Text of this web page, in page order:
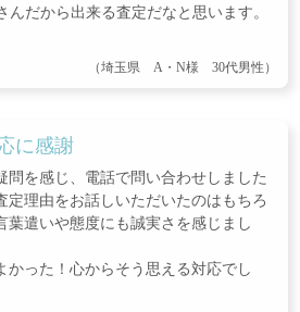
んだから出来る査定だなと思います。
（埼玉県 A・N様 30代男性）
に感謝
問を感じ、電話で問い合わせしました
定理由をお話しいただいたのはもちろ
葉遣いや態度にも誠実さを感じまし
かった！心からそう思える対応でし